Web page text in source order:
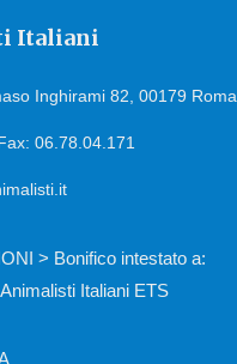
Italiani
Inghirami 82, 00179 Roma
06.78.04.171
> Bonifico intestato a:
Italiani ETS